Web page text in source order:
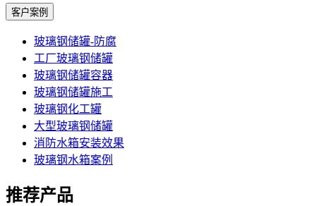
客户案例
玻璃钢储罐-防腐
工厂玻璃钢储罐
玻璃钢储罐容器
玻璃钢储罐施工
玻璃钢化工罐
大型玻璃钢储罐
消防水箱安装效果
玻璃钢水箱案例
推荐产品